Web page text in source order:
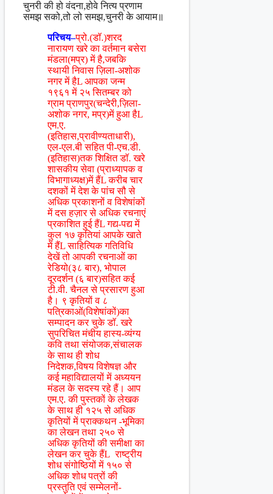
चुनरी की हो वंदना,होवे नित्य प्रणाम
समझ सको,तो लो समझ,चुनरी के आयाम॥
परिचय–प्रो.(डॉ.)शरद
नारायण खरे का वर्तमान बसेरा
मंडला(मप्र) में है,जबकि
स्थायी निवास ज़िला-अशोक
नगर में हैL आपका जन्म
१९६१ में २५ सितम्बर को
ग्राम प्राणपुर(चन्देरी,ज़िला-
अशोक नगर, मप्र)में हुआ हैL
एम.ए.
(इतिहास,प्रावीण्यताधारी),
एल-एल.बी सहित पी-एच.डी.
(इतिहास)तक शिक्षित डॉ. खरे
शासकीय सेवा (प्राध्यापक व
विभागाध्यक्ष)में हैंL करीब चार
दशकों में देश के पांच सौ से
अधिक प्रकाशनों व विशेषांकों
में दस हज़ार से अधिक रचनाएं
प्रकाशित हुई हैंL गद्य-पद्य में
कुल १७ कृतियां आपके खाते
में हैंL साहित्यिक गतिविधि
देखें तो आपकी रचनाओं का
रेडियो(३८ बार), भोपाल
दूरदर्शन (६ बार)सहित कई
टी.वी. चैनल से प्रसारण हुआ
है। ९ कृतियों व ८
पत्रिकाओं(विशेषांकों)का
सम्पादन कर चुके डॉ. खरे
सुपरिचित मंचीय हास्य-व्यंग्य
कवि तथा संयोजक,संचालक
के साथ ही शोध
निदेशक,विषय विशेषज्ञ और
कई महाविद्यालयों में अध्ययन
मंडल के सदस्य रहे हैं। आप
एम.ए. की पुस्तकों के लेखक
के साथ ही १२५ से अधिक
कृतियों में प्राक्कथन -भूमिका
का लेखन तथा २५० से
अधिक कृतियों की समीक्षा का
लेखन कर चुके हैंL राष्ट्रीय
शोध संगोष्ठियों में १५० से
अधिक शोध पत्रों की
प्रस्तुति एवं सम्मेलनों-